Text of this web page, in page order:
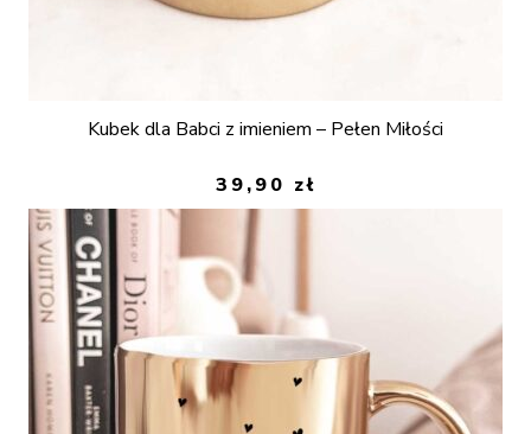
Kubek dla Babci z imieniem – Pełen Miłości
39,90 zł